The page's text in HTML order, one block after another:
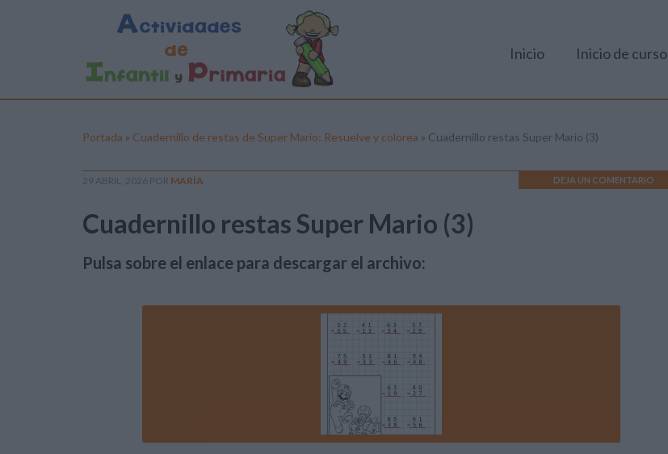
Inicio Inicio de curso
Portada » Cuadernillo de restas de Super Mario: Resuelve y colorea » Cuadernillo restas Super Mario (3)
29 ABRIL, 2026 POR MARÍA DEJA UN COMENTARIO
Cuadernillo restas Super Mario (3)
Pulsa sobre el enlace para descargar el archivo: